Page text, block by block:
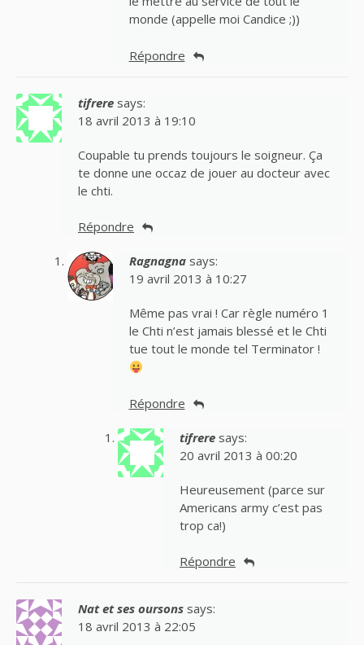
monde (appelle moi Candice ;))
Répondre
tifrere says:
18 avril 2013 à 19:10
Coupable tu prends toujours le soigneur. Ça
te donne une occaz de jouer au docteur avec
le chti.
Répondre
Ragnagna says:
19 avril 2013 à 10:27
Même pas vrai ! Car règle numéro 1
le Chti n’est jamais blessé et le Chti
tue tout le monde tel Terminator !
Répondre
tifrere says:
20 avril 2013 à 00:20
Heureusement (parce sur
Americans army c’est pas
trop ca!)
Répondre
Nat et ses oursons says:
18 avril 2013 à 22:05